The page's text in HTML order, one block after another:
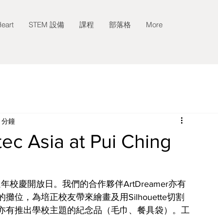
STEM 設備 課程 部落格 More
Asia at Pui Ching
分鐘
校慶開放日。我們的合作夥伴ArtDreamer亦有
位，為培正校友帶來繪畫及用Silhouette切割
有推出學校主題的紀念品（毛巾、餐具袋）。工